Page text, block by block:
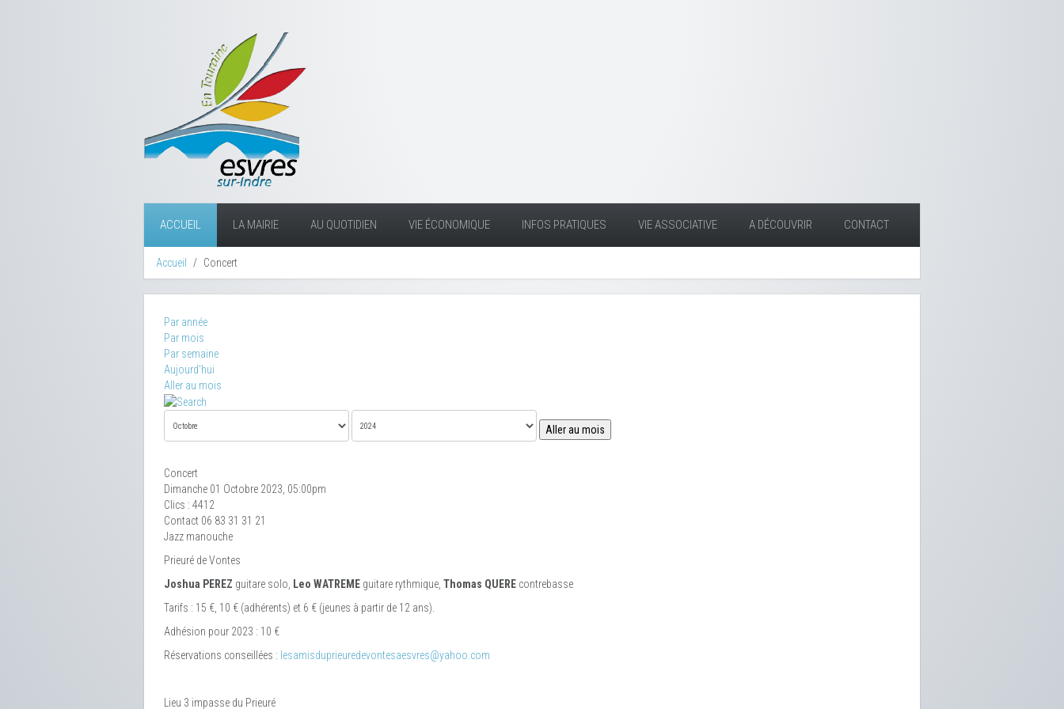
ACCUEIL LA MAIRIE AU QUOTIDIEN VIE ÉCONOMIQUE INFOS PRATIQUES VIE ASSOCIATIVE A DÉCOUVRIR CONTACT
Accueil Concert
Par année
Par mois
Par semaine
Aujourd'hui
Aller au mois
Aller au mois
Concert
Dimanche 01 Octobre 2023, 05:00pm
Clics : 4412
Contact 06 83 31 31 21
Jazz manouche
Prieuré de Vontes
Joshua PEREZ guitare solo, Leo WATREME guitare rythmique, Thomas QUERE contrebasse
Tarifs : 15 €, 10 € (adhérents) et 6 € (jeunes à partir de 12 ans).
Adhésion pour 2023 : 10 €
Réservations conseillées : lesamisduprieuredevontesaesvres@yahoo.com
Lieu 3 impasse du Prieuré